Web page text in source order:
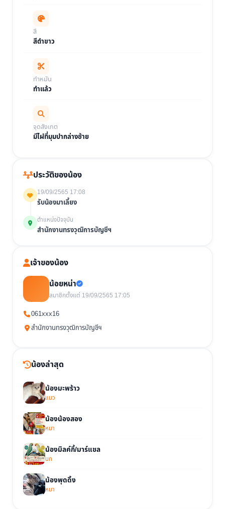
สี
สีดำขาว
ทำหมัน
ทำแล้ว
จุดสังเกต
มีไฝที่มุมปากล่างซ้าย
ประวัติของน้อง
19/09/2565 17:08
รับน้องมาเลี้ยง
ตำแหน่งปัจจุบัน
สำนักงานทรงวุฒิการบัญชีฯ
เจ้าของน้อง
น้อยหน่า
สมาชิกตั้งแต่ 19/09/2565 17:05
061xxx16
สำนักงานทรงวุฒิการบัญชีฯ
น้องล่าสุด
น้องมะพร้าว
แมว
น้องน้องสอง
หมา
น้องมิลค์กี้/มาร์แชล
นก
น้องพุดดิ้ง
หมา